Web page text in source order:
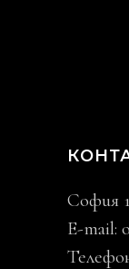
София
E-mail: